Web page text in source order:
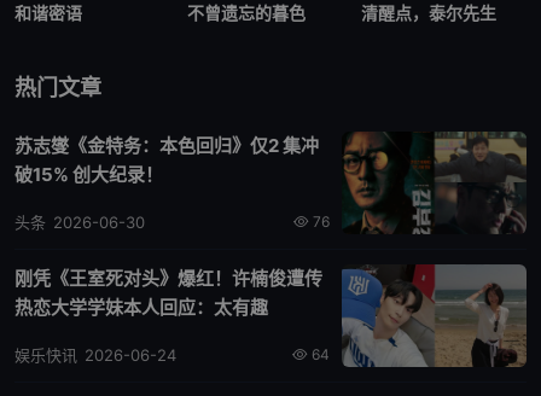
和谐密语 不曾遗忘的暮色 清醒点，泰尔先生
热门文章
苏志燮《金特务：本色回归》仅2 集冲
破15% 创大纪录！
76
头条 2026-06-30
刚凭《王室死对头》爆红！许楠俊遭传
热恋大学学妹本人回应：太有趣
64
娱乐快讯 2026-06-24